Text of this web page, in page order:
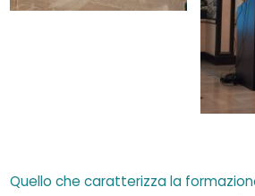
Quello che caratterizza la